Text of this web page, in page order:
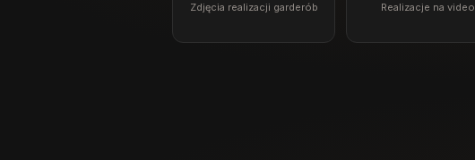
Zdjęcia realizacji garderób Realizacje na video